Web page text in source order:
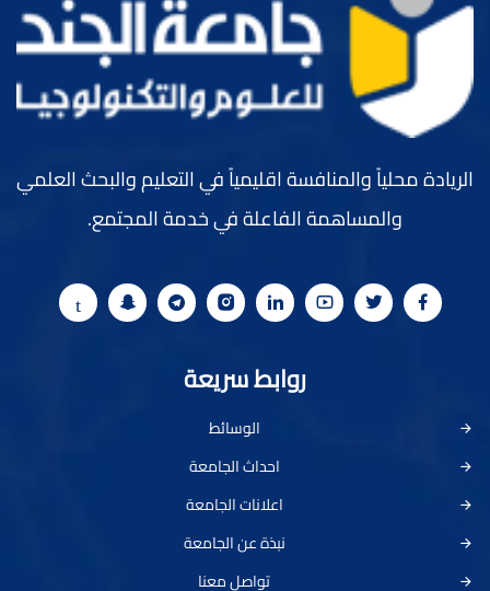
الريادة محلياً والمنافسة اقليمياً في التعليم والبحث العلمي
والمساهمة الفاعلة في خدمة المجتمع.
روابط سريعة
الوسائط
احداث الجامعة
اعلانات الجامعة
نبذة عن الجامعة
تواصل معنا